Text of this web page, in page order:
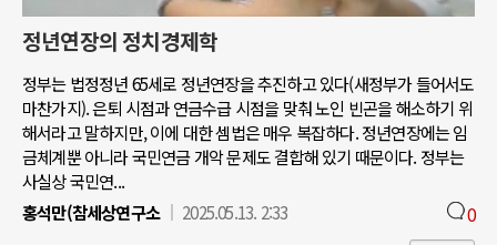
정년연장의 정치경제학
정부는 법정정년 65세로 정년연장을 추진하고 있다(새정부가 들어서도
마찬가지). 은퇴 시점과 연금수급 시점을 맞춰 노인 빈곤을 해소하기 위
해서라고 말하지만, 이에 대한 셈법은 매우 복잡하다. 정년연장에는 임
금체계뿐 아니라 국민연금 개악 문제도 결합해 있기 때문이다. 정부는
사실상 국민연...
홍석만(참세상연구소
2025.05.13. 2:33 0